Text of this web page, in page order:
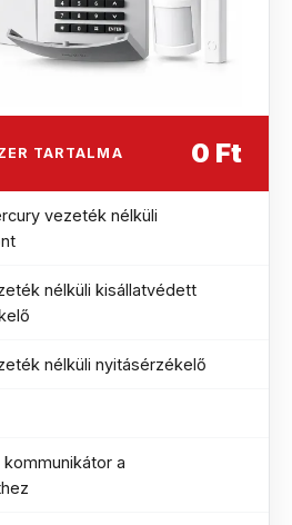
TARTALMA 0 Ft
vezeték nélküli
nélküli kisállatvédett
nélküli nyitásérzékelő
a